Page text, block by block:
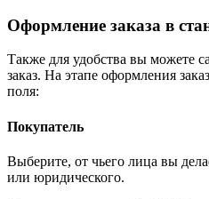
Оформление заказа в
Также для удобства вы можете
заказ. На этапе оформления
поля:
Покупатель
Выберите, от чьего лица вы
или юридического.